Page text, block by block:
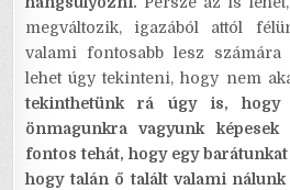
megváltozik, igazából attól
valami fontosabb lesz
lehet úgy tekinteni, hogy nem
tekinthetünk rá úgy is,
önmagunkra vagyunk
fontos tehát, hogy egy
hogy talán ő talált valami